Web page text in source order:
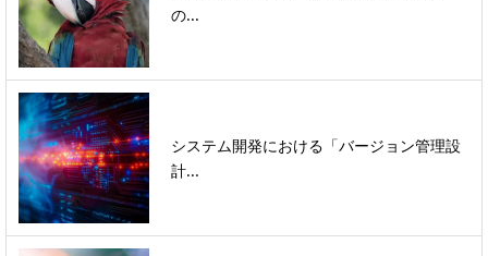
の...
システム開発における「バージョン管理設
計...